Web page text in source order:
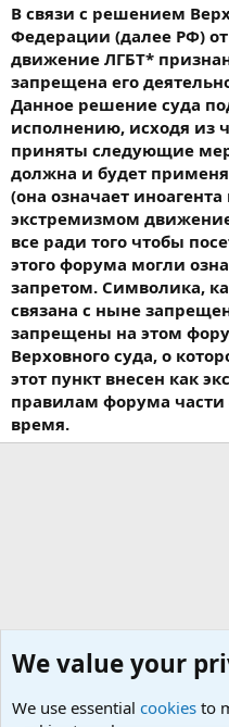
В связи с решением
Федерации (далее РФ) от
движение ЛГБТ*
запрещена его
Данное решение суда
исполнению, исходя из
приняты следующие
должна и будет
(она означает
экстремизмом
все ради того чтобы
этого форума могли
запретом. Символика,
связана с ныне
запрещены на этом
Верховного суда, о
этот пункт внесен как
правилам форума части
время.
We value your
We use essential cookies to